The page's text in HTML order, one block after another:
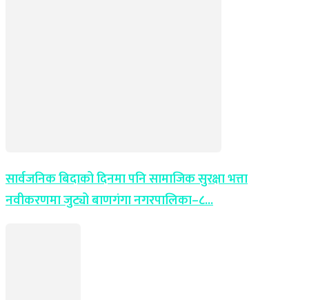
सार्वजनिक बिदाको दिनमा पनि सामाजिक सुरक्षा भत्ता
नवीकरणमा जुट्यो बाणगंगा नगरपालिका–८...